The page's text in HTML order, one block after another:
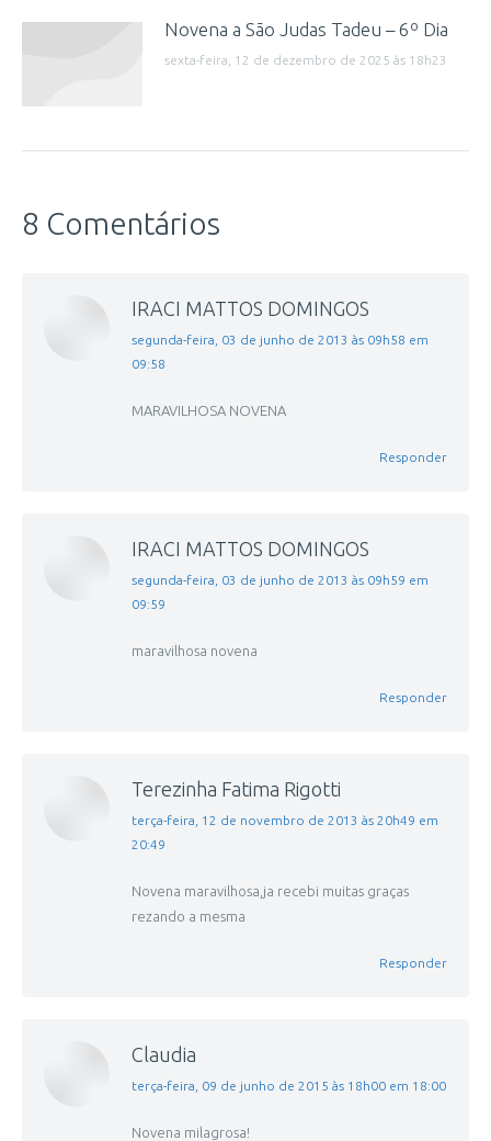
Novena a São Judas Tadeu – 6º Dia
sexta-feira, 12 de dezembro de 2025 às 18h23
8 Comentários
IRACI MATTOS DOMINGOS
disse:
segunda-feira, 03 de junho de 2013 às 09h58 em
09:58
MARAVILHOSA NOVENA
Responder
IRACI MATTOS DOMINGOS
disse:
segunda-feira, 03 de junho de 2013 às 09h59 em
09:59
maravilhosa novena
Responder
Terezinha Fatima Rigotti
disse:
terça-feira, 12 de novembro de 2013 às 20h49 em
20:49
Novena maravilhosa,ja recebi muitas graças
rezando a mesma
Responder
Claudia
disse:
terça-feira, 09 de junho de 2015 às 18h00 em 18:00
Novena milagrosa!